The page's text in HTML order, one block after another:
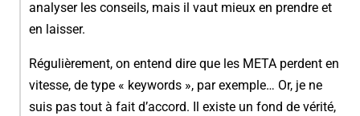
analyser les conseils, mais il vaut mieux en prendre et
en laisser.
Régulièrement, on entend dire que les META perdent en
vitesse, de type « keywords », par exemple… Or, je ne
suis pas tout à fait d’accord. Il existe un fond de vérité,